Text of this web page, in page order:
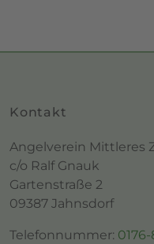
Kontakt
Angelverein Mittleres
c/o Ralf Gnauk
Gartenstraße 2
09387 Jahnsdorf
Telefonnummer: